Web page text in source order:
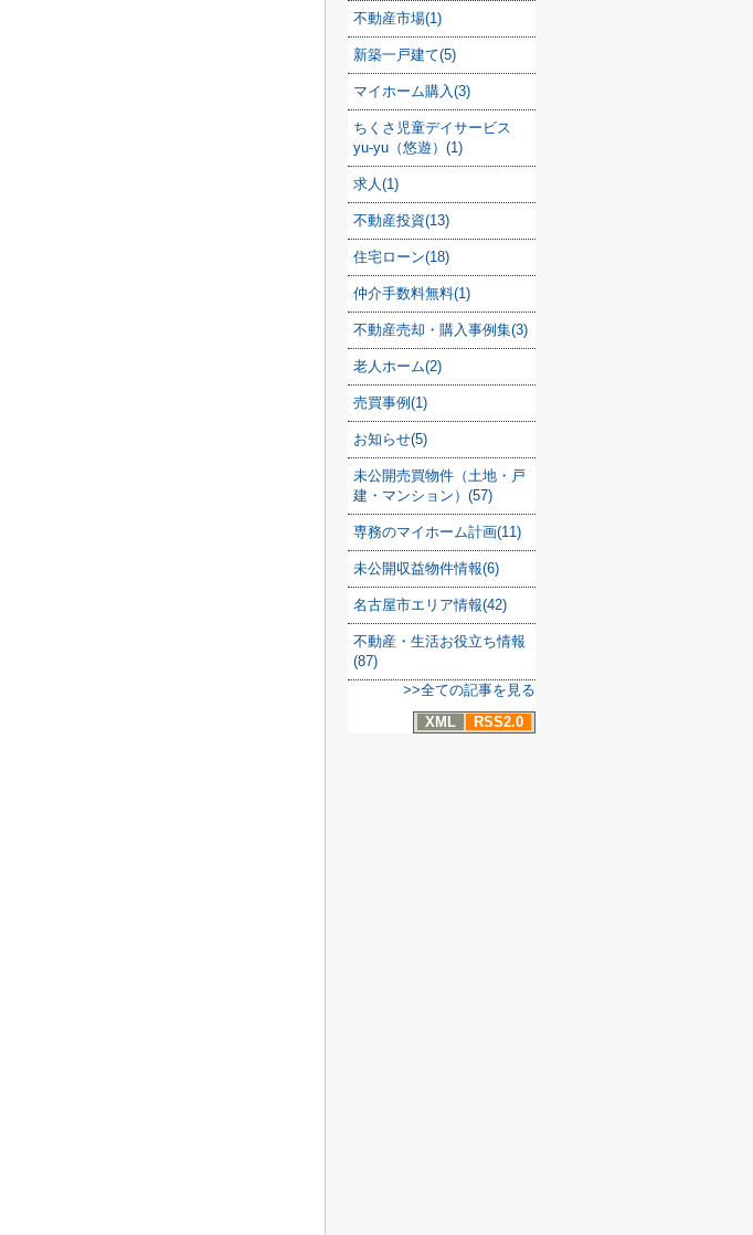
不動産市場(1)
新築一戸建て(5)
マイホーム購入(3)
ちくさ児童デイサービス
yu-yu（悠遊）(1)
求人(1)
不動産投資(13)
住宅ローン(18)
仲介手数料無料(1)
不動産売却・購入事例集(3)
老人ホーム(2)
売買事例(1)
お知らせ(5)
未公開売買物件（土地・戸
建・マンション）(57)
専務のマイホーム計画(11)
未公開収益物件情報(6)
名古屋市エリア情報(42)
不動産・生活お役立ち情報
(87)
>>全ての記事を見る
XML
RSS2.0